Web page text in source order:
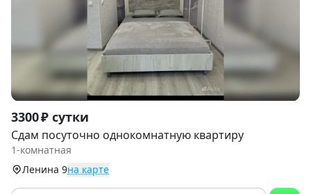
Item
1
of
9
3300 ₽ сутки
Сдам посуточно однокомнатную квартиру
1-комнатная
Ленина 9на карте